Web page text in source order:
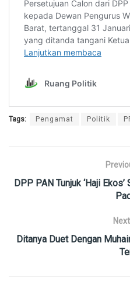
Tags: Pengamat Politik
DPP PAN Tunjuk ‘Haji
Ditanya Duet Dengan